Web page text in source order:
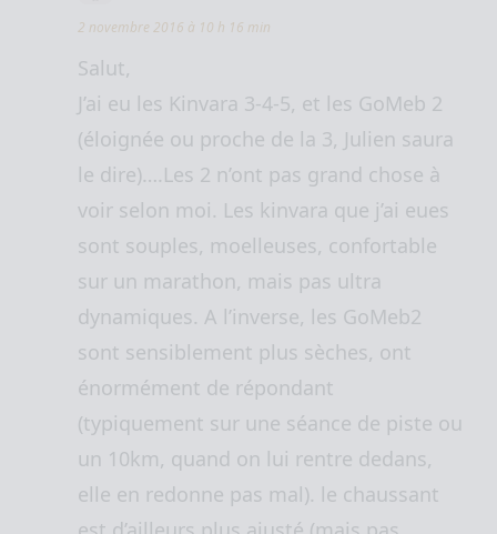
2 novembre 2016 à 10 h 16 min
Salut,
J’ai eu les Kinvara 3-4-5, et les GoMeb 2
(éloignée ou proche de la 3, Julien saura
le dire)….Les 2 n’ont pas grand chose à
voir selon moi. Les kinvara que j’ai eues
sont souples, moelleuses, confortable
sur un marathon, mais pas ultra
dynamiques. A l’inverse, les GoMeb2
sont sensiblement plus sèches, ont
énormément de répondant
(typiquement sur une séance de piste ou
un 10km, quand on lui rentre dedans,
elle en redonne pas mal). le chaussant